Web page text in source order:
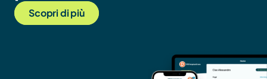
Scopri di più